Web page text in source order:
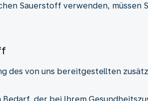
Sauerstoff verwenden, müssen
des von uns bereitgestellten